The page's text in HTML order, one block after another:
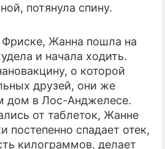
потянула спину.
Фриске, Жанна пошла на
и начала ходить.
о которой
друзей, они же
дом в Лос-Анджелесе.
от таблеток, Жанне
постепенно спадает отек,
килограммов, делает